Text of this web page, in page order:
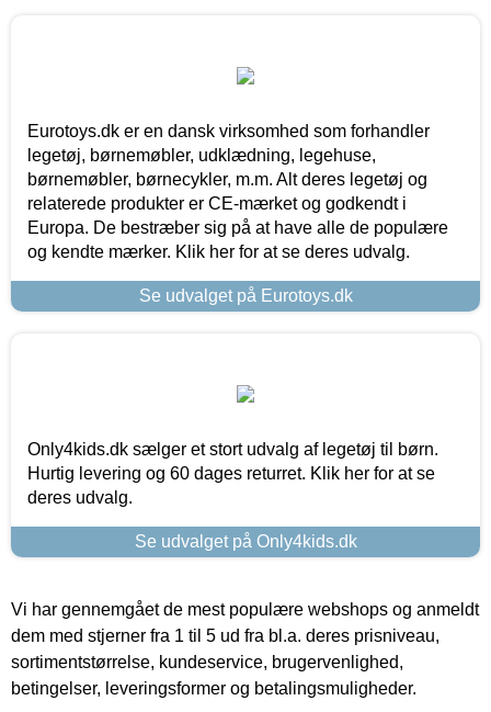
Eurotoys.dk er en dansk virksomhed som forhandler
legetøj, børnemøbler, udklædning, legehuse,
børnemøbler, børnecykler, m.m. Alt deres legetøj og
relaterede produkter er CE-mærket og godkendt i
Europa. De bestræber sig på at have alle de populære
og kendte mærker. Klik her for at se deres udvalg.
Se udvalget på Eurotoys.dk
Only4kids.dk sælger et stort udvalg af legetøj til børn.
Hurtig levering og 60 dages returret. Klik her for at se
deres udvalg.
Se udvalget på Only4kids.dk
Vi har gennemgået de mest populære webshops og anmeldt
dem med stjerner fra 1 til 5 ud fra bl.a. deres prisniveau,
sortimentstørrelse, kundeservice, brugervenlighed,
betingelser, leveringsformer og betalingsmuligheder.